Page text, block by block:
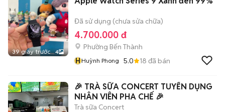
39 giây trước 4
Đã sử dụng (chưa sửa chữa)
4.700.000 đ
Phường Bến Thành
HHuỳnh Phong 5.0 18 đã bán
🎉 TRÀ SỮA CONCERT TUYỂN DỤNG
NHÂN VIÊN PHA CHẾ 🎉
Trà sữa Concert